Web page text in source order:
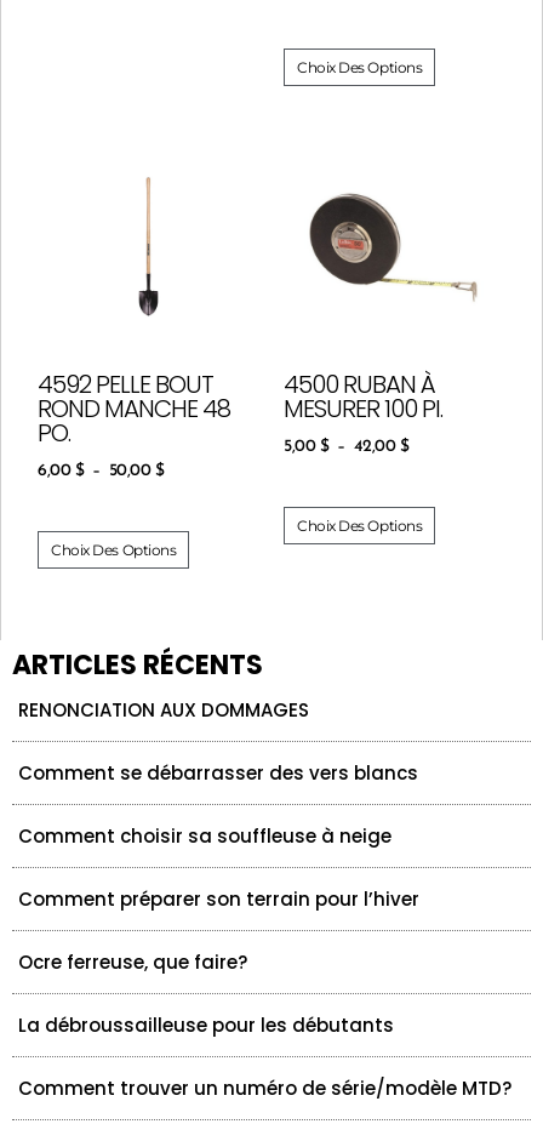
Choix Des Options
4592 PELLE BOUT
ROND MANCHE 48
PO.
6,00 $ – 50,00 $
Choix Des Options
4500 RUBAN À
MESURER 100 PI.
5,00 $ – 42,00 $
Choix Des Options
ARTICLES RÉCENTS
RENONCIATION AUX DOMMAGES
Comment se débarrasser des vers blancs
Comment choisir sa souffleuse à neige
Comment préparer son terrain pour l’hiver
Ocre ferreuse, que faire?
La débroussailleuse pour les débutants
Comment trouver un numéro de série/modèle MTD?